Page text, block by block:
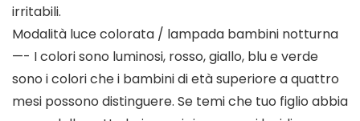
irritabili.
Modalità luce colorata / lampada bambini notturna
—- I colori sono luminosi, rosso, giallo, blu e verde
sono i colori che i bambini di età superiore a quattro
mesi possono distinguere. Se temi che tuo figlio abbia